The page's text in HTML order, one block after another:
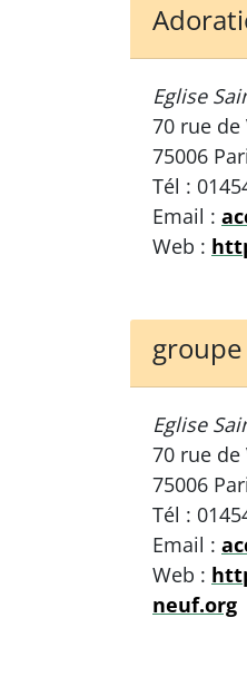
Eglise
70 rue de
75006
Tél :
Email :
Web :
Eglise
70 rue de
75006
Tél :
Email :
Web :
neuf.org